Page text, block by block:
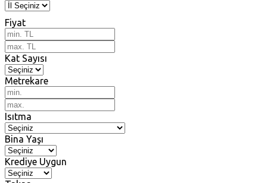
Fiyat
Kat Sayısı
Metrekare
Isıtma
Bina Yaşı
Krediye Uygun